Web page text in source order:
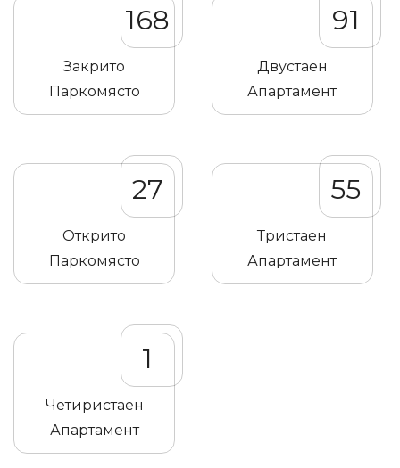
168
Закрито
Паркомясто
91
Двустаен
Апартамент
27
Открито
Паркомясто
55
Тристаен
Апартамент
1
Четиристаен
Апартамент